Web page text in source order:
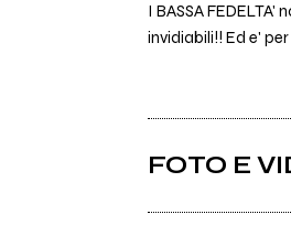
I BASSA
invidiabili!! Ed e'
FOTO E